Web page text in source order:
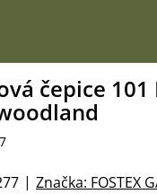
čepice
Značka: FOSTEX